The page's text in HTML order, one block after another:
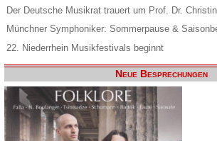
Der Deutsche Musikrat trauert um Prof. Dr.
Münchner Symphoniker: Sommerpause &
22. Niederrhein Musikfestivals beginnt
Neue Besprechungen